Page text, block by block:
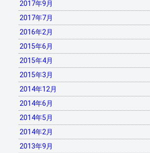
2017年9月
2017年7月
2016年2月
2015年6月
2015年4月
2015年3月
2014年12月
2014年6月
2014年5月
2014年2月
2013年9月